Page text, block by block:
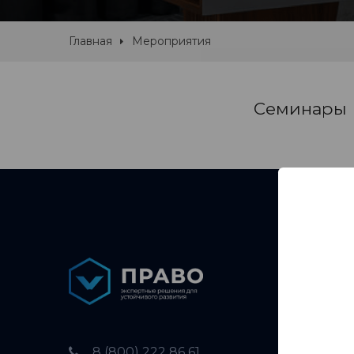
Главная Мероприятия
Семинары